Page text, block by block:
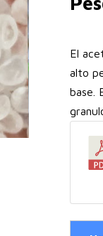
El
alto
base.